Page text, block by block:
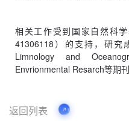
海洋之家
相关工作受到国家自然科
41306118）的支持，研究
Limnology and
Envrionmental Resarch等期刊
返回列表